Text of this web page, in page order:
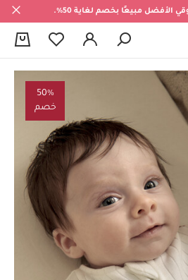
الأفضل مبيعًا بخصم لغاية 50%.
50%
خصم